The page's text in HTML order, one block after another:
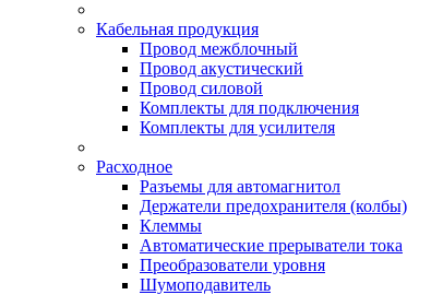
Кабельная продукция
Провод межблочный
Провод акустический
Провод силовой
Комплекты для подключения
Комплекты для усилителя
Расходное
Разъемы для автомагнитол
Держатели предохранителя (колбы)
Клеммы
Автоматические прерыватели тока
Преобразователи уровня
Шумоподавитель